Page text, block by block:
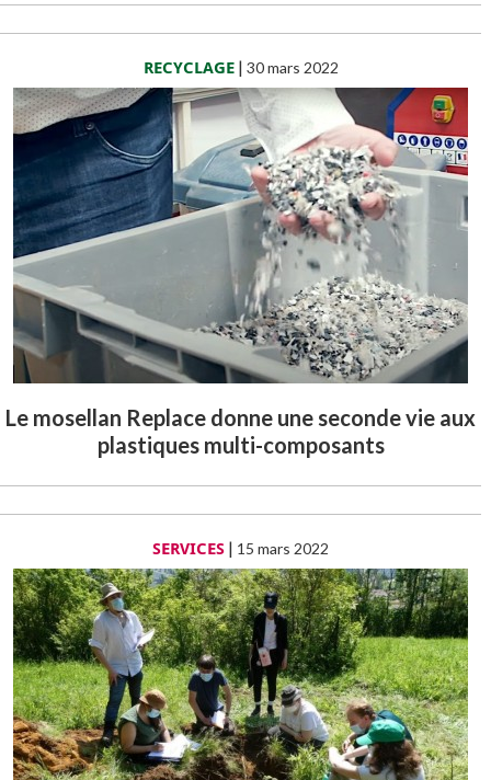
RECYCLAGE| 30 mars 2022
Le mosellan Replace donne une seconde vie aux
plastiques multi-composants
SERVICES | 15 mars 2022